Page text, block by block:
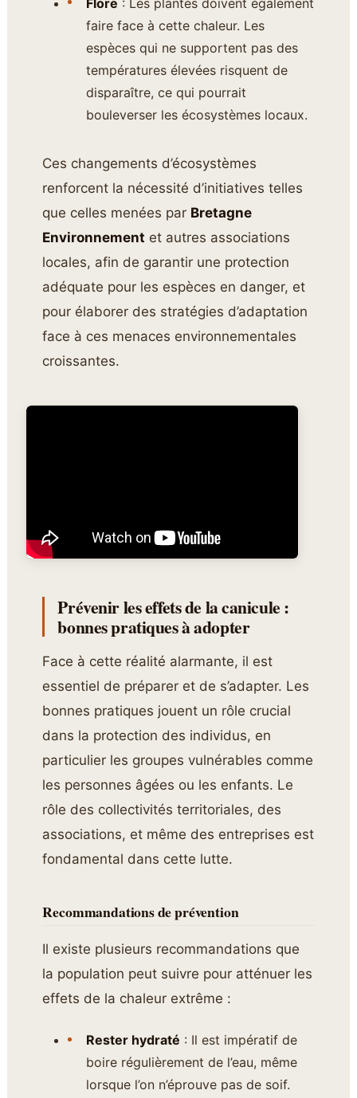
faire face à cette chaleur. Les
espèces qui ne supportent pas des
températures élevées risquent de
disparaître, ce qui pourrait
bouleverser les écosystèmes locaux.
Ces changements d’écosystèmes
renforcent la nécessité d’initiatives telles
que celles menées par Bretagne
Environnement et autres associations
locales, afin de garantir une protection
adéquate pour les espèces en danger, et
pour élaborer des stratégies d’adaptation
face à ces menaces environnementales
croissantes.
Prévenir les effets de la canicule :
bonnes pratiques à adopter
Face à cette réalité alarmante, il est
essentiel de préparer et de s’adapter. Les
bonnes pratiques jouent un rôle crucial
dans la protection des individus, en
particulier les groupes vulnérables comme
les personnes âgées ou les enfants. Le
rôle des collectivités territoriales, des
associations, et même des entreprises est
fondamental dans cette lutte.
Recommandations de prévention
Il existe plusieurs recommandations que
la population peut suivre pour atténuer les
effets de la chaleur extrême :
Rester hydraté : Il est impératif de
boire régulièrement de l’eau, même
lorsque l’on n’éprouve pas de soif.